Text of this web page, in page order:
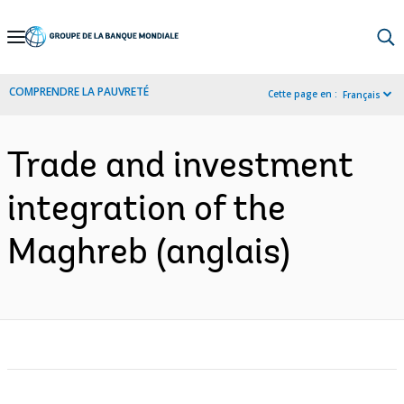
Skip
Navigation
COMPRENDRE LA PAUVRETÉ Cette page en : Français
Trade and investment
integration of the
Maghreb (anglais)